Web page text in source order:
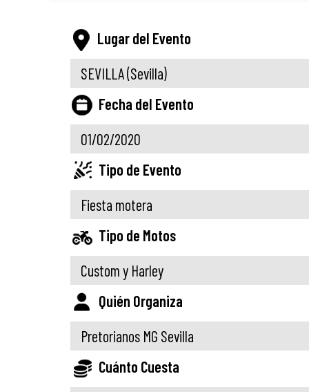
Lugar del Evento
SEVILLA(Sevilla)
Fecha del Evento
01/02/2020
Tipo de Evento
Fiesta motera
Tipo de Motos
Custom y Harley
Quién Organiza
Pretorianos MG Sevilla
Cuánto Cuesta